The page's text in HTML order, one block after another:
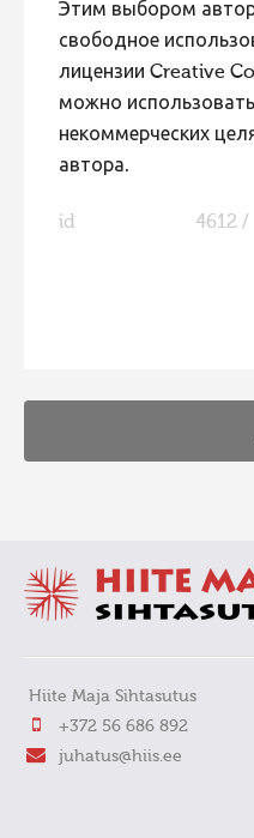
Этим выбором
свободное
лицензии Creative
можно
некоммерческих
автора.
id 4612 /
Hiite Maja Sihtasutus
+372 56 686 892
juhatus@hiis.ee